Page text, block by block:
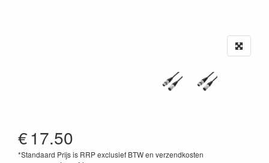
€17.50
*Standaard Prijs is RRP exclusief BTW en verzendkosten